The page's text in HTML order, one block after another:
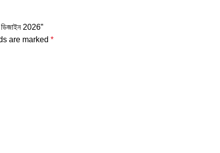
ডিজাইন 2026”
are marked *